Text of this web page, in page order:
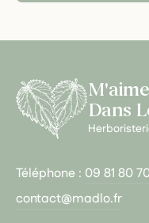
Dans
Téléphone : 09 81 80
contact@madlo.fr